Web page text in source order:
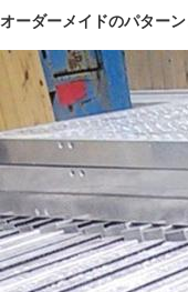
オーダーメイドのパター